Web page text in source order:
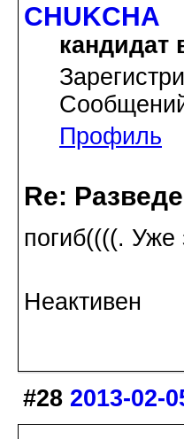
CHUKCHA
кандидат
Профиль
Re:
погиб((((.
Неактивен
#28 2013-02-